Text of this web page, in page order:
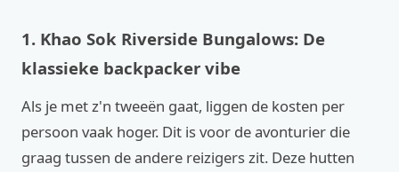
1. Khao Sok Riverside Bungalows: De
klassieke backpacker vibe
Als je met z'n tweeën gaat, liggen de kosten per
persoon vaak hoger. Dit is voor de avonturier die
graag tussen de andere reizigers zit. Deze hutten